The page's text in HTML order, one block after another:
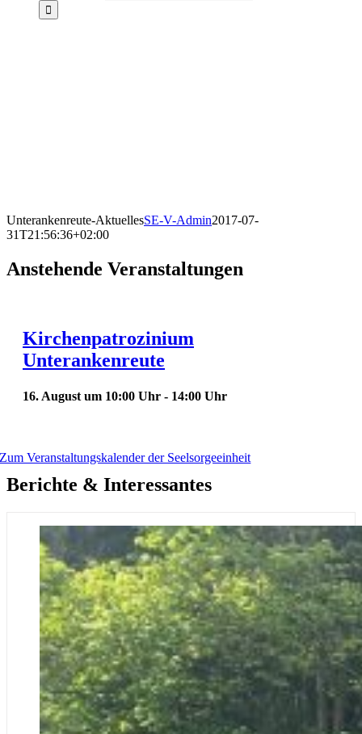
Unterankenreute-AktuellesSE-V-Admin2017-07-
31T21:56:36+02:00
Anstehende Veranstaltungen
Kirchenpatrozinium
Unterankenreute
16. August um 10:00 Uhr - 14:00 Uhr
Zum Veranstaltungskalender der Seelsorgeeinheit
Berichte & Interessantes